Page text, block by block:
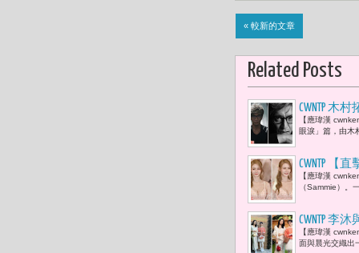
« 較新的文章
Related Posts
CWNTP 木
【應瑋漢
眼淚」篇，由木
​CWNTP 【
看呆！
【應瑋漢
（Sammie）。
CWNTP 李
【應瑋漢
面與晨光交織出